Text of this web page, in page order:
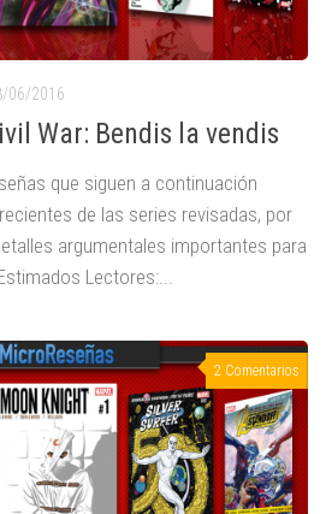
06/2016
War: Bendis la vendis
que siguen a continuación
de las series revisadas, por
argumentales importantes para
Lectores:...
2 Comentarios